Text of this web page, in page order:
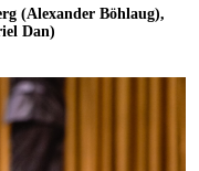
(Alexander Böhlaug),
Dan)